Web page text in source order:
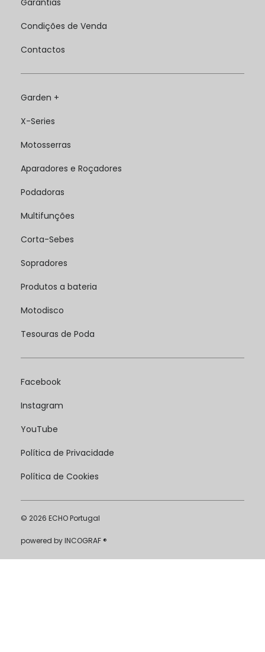
Garantias
Condições de Venda
Contactos
Garden +
X-Series
Motosserras
Aparadores e Roçadores
Podadoras
Multifunções
Corta-Sebes
Sopradores
Produtos a bateria
Motodisco
Tesouras de Poda
Facebook
Instagram
YouTube
Política de Privacidade
Política de Cookies
© 2026 ECHO Portugal
powered byINCOGRAF ®